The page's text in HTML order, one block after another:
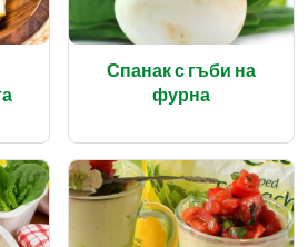
Спанак с гъби на
фурна